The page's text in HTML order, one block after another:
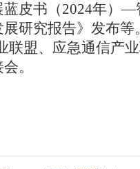
皮书（2024年）
研究报告》发布等
联盟、应急通信产
。